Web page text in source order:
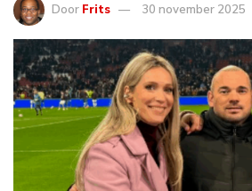
Door Frits 30 november 2025